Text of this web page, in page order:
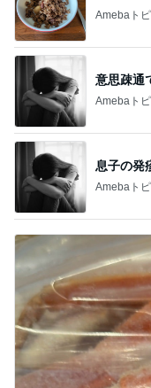
Amebaト
意思疎通
Amebaト
息子の発
Amebaト